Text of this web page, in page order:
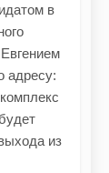
в
адресу:
из